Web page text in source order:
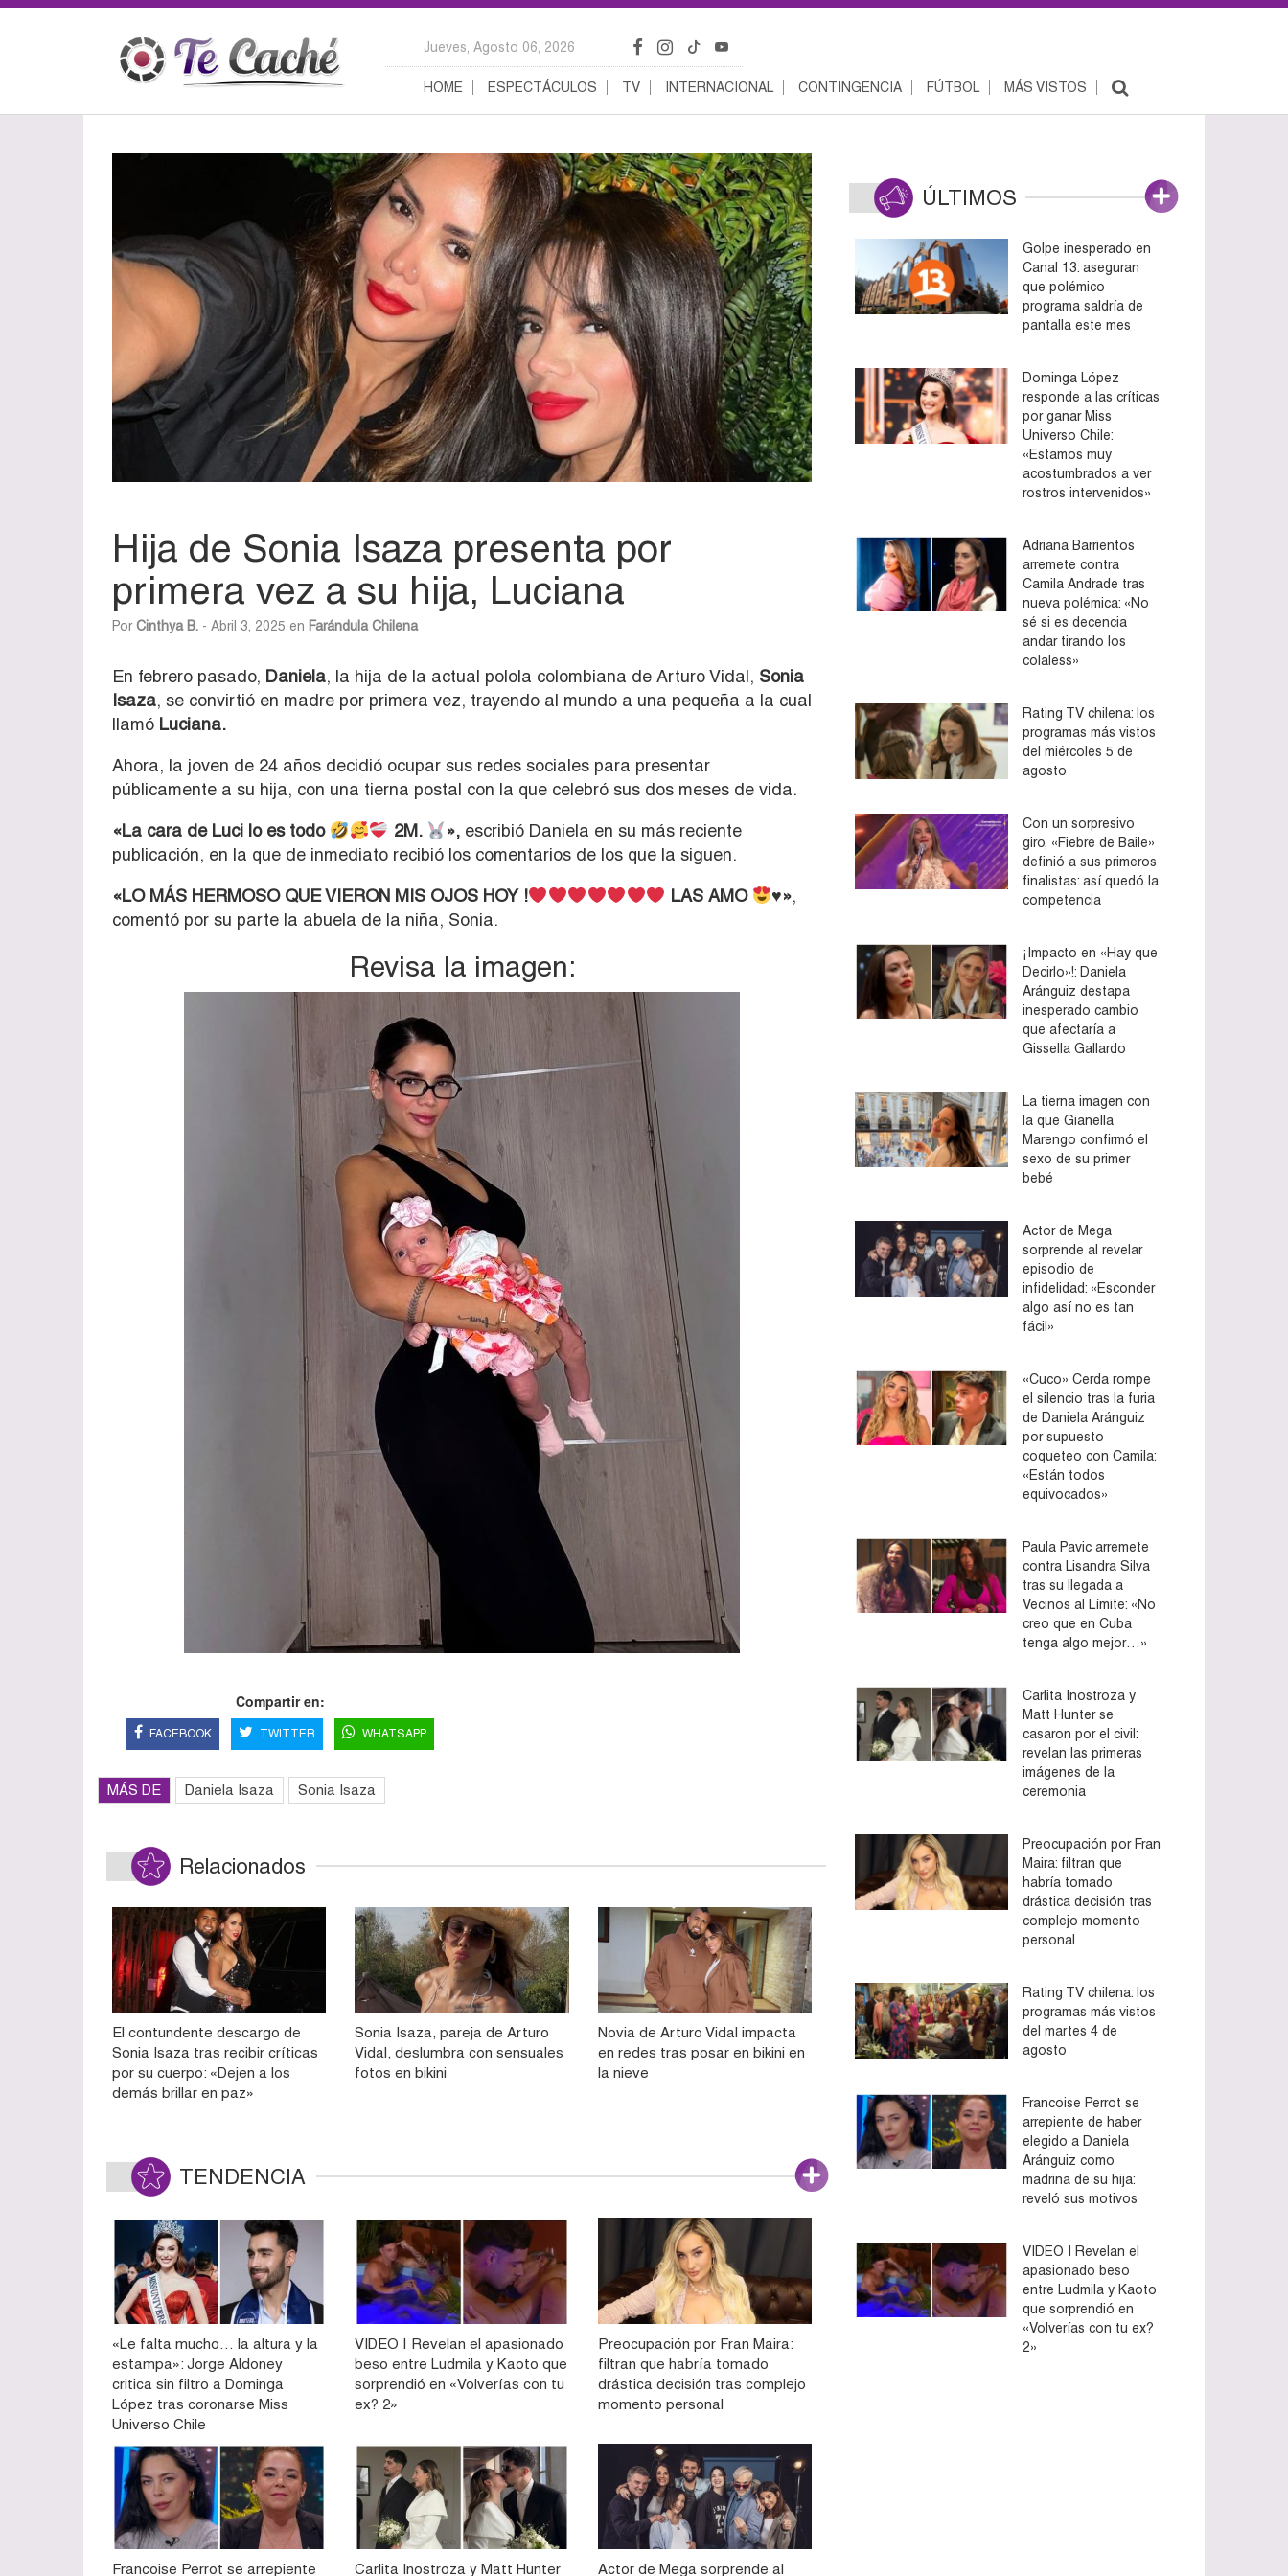
Jueves, Agosto 06, 2026
HOME ESPECTÁCULOS TV INTERNACIONAL CONTINGENCIA FÚTBOL MÁS VISTOS
Hija de Sonia Isaza presenta por
primera vez a su hija, Luciana
PorCinthya B. - Abril 3, 2025 en Farándula Chilena
En febrero pasado, Daniela, la hija de la actual polola colombiana de Arturo Vidal, Sonia
Isaza, se convirtió en madre por primera vez, trayendo al mundo a una pequeña a la cual
llamó Luciana.
Ahora, la joven de 24 años decidió ocupar sus redes sociales para presentar
públicamente a su hija, con una tierna postal con la que celebró sus dos meses de vida.
«La cara de Luci lo es todo 2M. », escribió Daniela en su más reciente
publicación, en la que de inmediato recibió los comentarios de los que la siguen.
«LO MÁS HERMOSO QUE VIERON MIS OJOS HOY ! LAS AMO ♥️»,
comentó por su parte la abuela de la niña, Sonia.
Revisa la imagen:
Compartir en:
FACEBOOK TWITTER WHATSAPP
MÁS DE Daniela Isaza Sonia Isaza
Relacionados
El contundente descargo de
Sonia Isaza tras recibir críticas
por su cuerpo: «Dejen a los
demás brillar en paz»
Sonia Isaza, pareja de Arturo
Vidal, deslumbra con sensuales
fotos en bikini
Novia de Arturo Vidal impacta
en redes tras posar en bikini en
la nieve
TENDENCIA
«Le falta mucho… la altura y la
estampa»: Jorge Aldoney
critica sin filtro a Dominga
López tras coronarse Miss
Universo Chile
VIDEO | Revelan el apasionado
beso entre Ludmila y Kaoto que
sorprendió en «Volverías con tu
ex? 2»
Preocupación por Fran Maira:
filtran que habría tomado
drástica decisión tras complejo
momento personal
Francoise Perrot se arrepiente Carlita Inostroza y Matt Hunter Actor de Mega sorprende al
ÚLTIMOS
Golpe inesperado en
Canal 13: aseguran
que polémico
programa saldría de
pantalla este mes
Dominga López
responde a las críticas
por ganar Miss
Universo Chile:
«Estamos muy
acostumbrados a ver
rostros intervenidos»
Adriana Barrientos
arremete contra
Camila Andrade tras
nueva polémica: «No
sé si es decencia
andar tirando los
colaless»
Rating TV chilena: los
programas más vistos
del miércoles 5 de
agosto
Con un sorpresivo
giro, «Fiebre de Baile»
definió a sus primeros
finalistas: así quedó la
competencia
¡Impacto en «Hay que
Decirlo»!: Daniela
Aránguiz destapa
inesperado cambio
que afectaría a
Gissella Gallardo
La tierna imagen con
la que Gianella
Marengo confirmó el
sexo de su primer
bebé
Actor de Mega
sorprende al revelar
episodio de
infidelidad: «Esconder
algo así no es tan
fácil»
«Cuco» Cerda rompe
el silencio tras la furia
de Daniela Aránguiz
por supuesto
coqueteo con Camila:
«Están todos
equivocados»
Paula Pavic arremete
contra Lisandra Silva
tras su llegada a
Vecinos al Límite: «No
creo que en Cuba
tenga algo mejor…»
Carlita Inostroza y
Matt Hunter se
casaron por el civil:
revelan las primeras
imágenes de la
ceremonia
Preocupación por Fran
Maira: filtran que
habría tomado
drástica decisión tras
complejo momento
personal
Rating TV chilena: los
programas más vistos
del martes 4 de
agosto
Francoise Perrot se
arrepiente de haber
elegido a Daniela
Aránguiz como
madrina de su hija:
reveló sus motivos
VIDEO | Revelan el
apasionado beso
entre Ludmila y Kaoto
que sorprendió en
«Volverías con tu ex?
2»